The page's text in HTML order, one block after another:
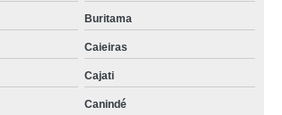
Buritama
Caieiras
Cajati
Canindé